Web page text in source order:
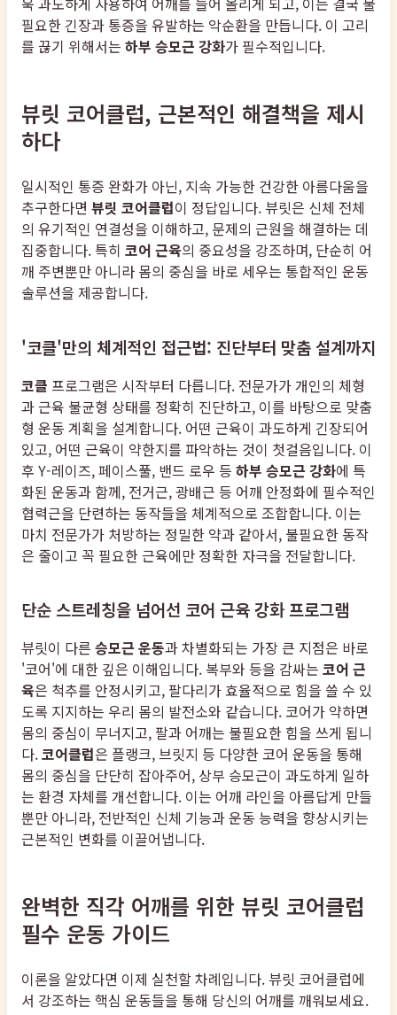
필요한 긴장과 통증을 유발하는 악순환을 만듭니다. 이 고리
를 끊기 위해서는 하부 승모근 강화가 필수적입니다.
뷰릿 코어클럽, 근본적인 해결책을 제시
하다
일시적인 통증 완화가 아닌, 지속 가능한 건강한 아름다움을
추구한다면 뷰릿 코어클럽이 정답입니다. 뷰릿은 신체 전체
의 유기적인 연결성을 이해하고, 문제의 근원을 해결하는 데
집중합니다. 특히 코어 근육의 중요성을 강조하며, 단순히 어
깨 주변뿐만 아니라 몸의 중심을 바로 세우는 통합적인 운동
솔루션을 제공합니다.
'코클'만의 체계적인 접근법: 진단부터 맞춤 설계까지
코클 프로그램은 시작부터 다릅니다. 전문가가 개인의 체형
과 근육 불균형 상태를 정확히 진단하고, 이를 바탕으로 맞춤
형 운동 계획을 설계합니다. 어떤 근육이 과도하게 긴장되어
있고, 어떤 근육이 약한지를 파악하는 것이 첫걸음입니다. 이
후 Y-레이즈, 페이스풀, 밴드 로우 등 하부 승모근 강화에 특
화된 운동과 함께, 전거근, 광배근 등 어깨 안정화에 필수적인
협력근을 단련하는 동작들을 체계적으로 조합합니다. 이는
마치 전문가가 처방하는 정밀한 약과 같아서, 불필요한 동작
은 줄이고 꼭 필요한 근육에만 정확한 자극을 전달합니다.
단순 스트레칭을 넘어선 코어 근육 강화 프로그램
뷰릿이 다른 승모근 운동과 차별화되는 가장 큰 지점은 바로
'코어'에 대한 깊은 이해입니다. 복부와 등을 감싸는 코어 근
육은 척추를 안정시키고, 팔다리가 효율적으로 힘을 쓸 수 있
도록 지지하는 우리 몸의 발전소와 같습니다. 코어가 약하면
몸의 중심이 무너지고, 팔과 어깨는 불필요한 힘을 쓰게 됩니
다.코어클럽은 플랭크, 브릿지 등 다양한 코어 운동을 통해
몸의 중심을 단단히 잡아주어, 상부 승모근이 과도하게 일하
는 환경 자체를 개선합니다. 이는 어깨 라인을 아름답게 만들
뿐만 아니라, 전반적인 신체 기능과 운동 능력을 향상시키는
근본적인 변화를 이끌어냅니다.
완벽한 직각 어깨를 위한 뷰릿 코어클럽
필수 운동 가이드
이론을 알았다면 이제 실천할 차례입니다. 뷰릿 코어클럽에
서 강조하는 핵심 운동들을 통해 당신의 어깨를 깨워보세요.